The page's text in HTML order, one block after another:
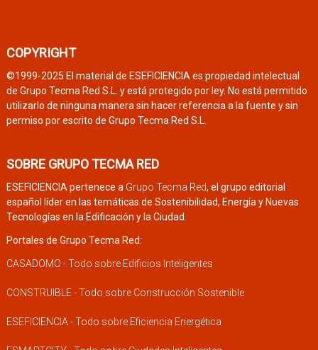
COPYRIGHT
©1999-2025 El material de ESEFICIENCIA es propiedad intelectual
de Grupo Tecma Red S.L. y está protegido por ley. No está permitido
utilizarlo de ninguna manera sin hacer referencia a la fuente y sin
permiso por escrito de Grupo Tecma Red S.L.
SOBRE GRUPO TECMA RED
ESEFICIENCIA pertenece a Grupo Tecma Red, el grupo editorial
español líder en las temáticas de Sostenibilidad, Energía y Nuevas
Tecnologías en la Edificación y la Ciudad.
Portales de Grupo Tecma Red:
CASADOMO - Todo sobre Edificios Inteligentes
CONSTRUIBLE - Todo sobre Construcción Sostenible
ESEFICIENCIA - Todo sobre Eficiencia Energética